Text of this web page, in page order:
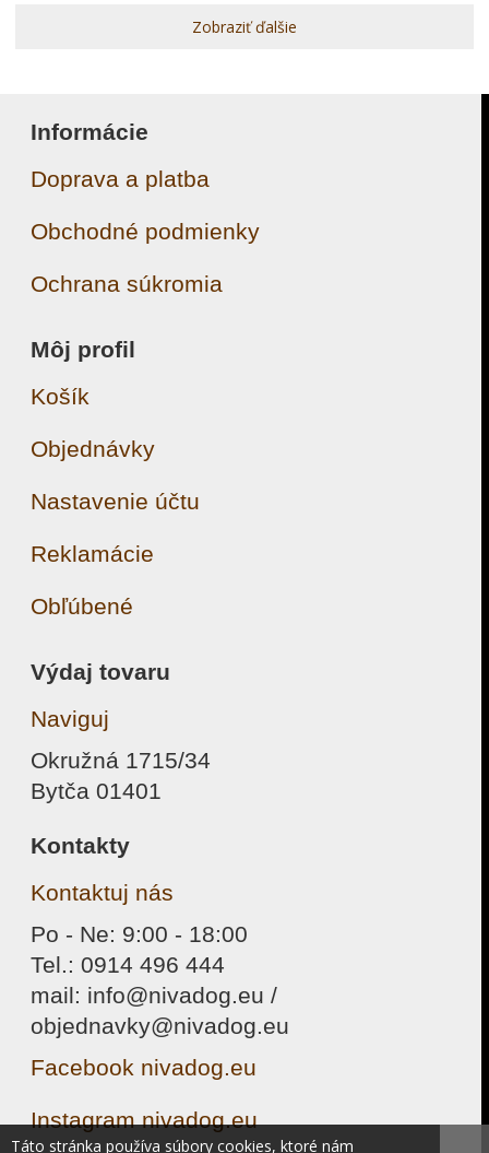
Zobraziť ďalšie
Informácie
Doprava a platba
Obchodné podmienky
Ochrana súkromia
Môj profil
Košík
Objednávky
Nastavenie účtu
Reklamácie
Obľúbené
Výdaj tovaru
Naviguj
Okružná 1715/34
Bytča 01401
Kontakty
Kontaktuj nás
Po - Ne: 9:00 - 18:00
Tel.: 0914 496 444
mail: info@nivadog.eu /
objednavky@nivadog.eu
Facebook nivadog.eu
Instagram nivadog.eu
Táto stránka používa súbory cookies, ktoré nám